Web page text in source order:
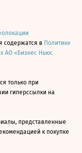
содержатся в Политике
АО «Бизнес Ньюс
только при
гиперссылки на
представленные
к покупке